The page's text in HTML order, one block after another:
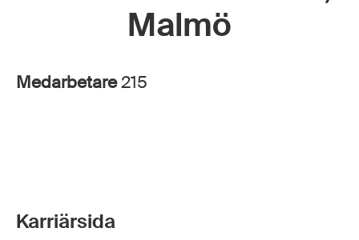
Malmö
Medarbetare215
Karriärsida